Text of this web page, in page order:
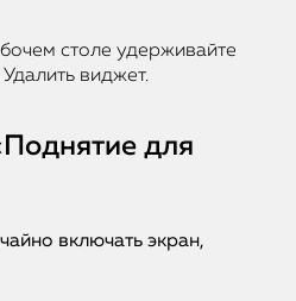
столе удерживайте
виджет.
для
включать экран,